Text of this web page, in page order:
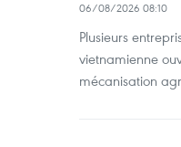
06/08/2026 08:10
Plusieurs
vietnamienne
mécanisation